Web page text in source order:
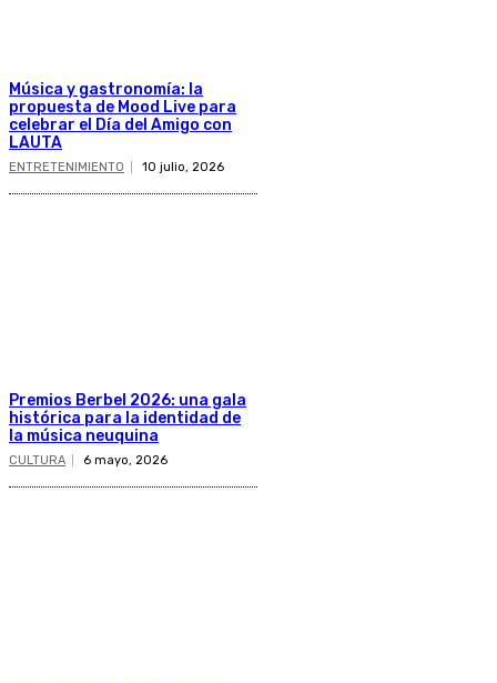
Música y gastronomía: la
propuesta de Mood Live para
celebrar el Día del Amigo con
LAUTA
ENTRETENIMIENTO 10 julio, 2026
Premios Berbel 2026: una gala
histórica para la identidad de
la música neuquina
CULTURA 6 mayo, 2026